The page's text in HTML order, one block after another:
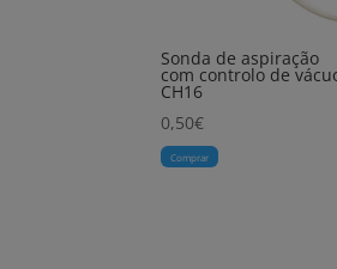
Sonda de aspiração
com controlo de
CH16
0,50€
Comprar